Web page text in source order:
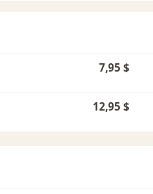
7,95 $
12,95 $